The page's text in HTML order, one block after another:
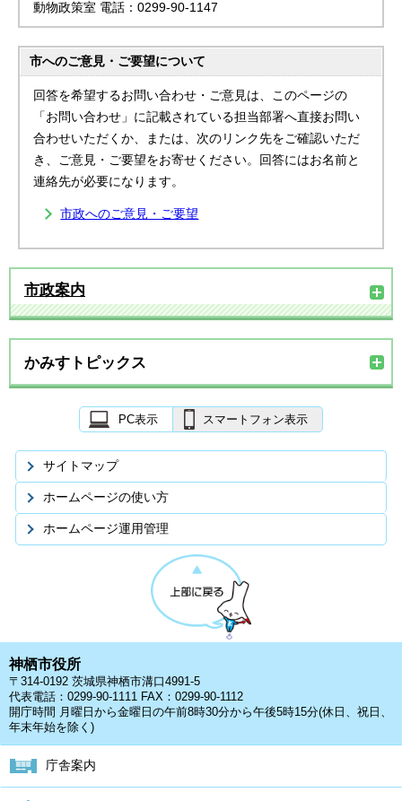
動物政策室 電話：0299-90-1147
市へのご意見・ご要望について
回答を希望するお問い合わせ・ご意見は、このページの
「お問い合わせ」に記載されている担当部署へ直接お問い
合わせいただくか、または、次のリンク先をご確認いただ
き、ご意見・ご要望をお寄せください。回答にはお名前と
連絡先が必要になります。
市政へのご意見・ご要望
市政案内
かみすトピックス
PC表示 スマートフォン表示
サイトマップ
ホームページの使い方
ホームページ運用管理
神栖市役所
〒314-0192 茨城県神栖市溝口4991-5
代表電話：0299-90-1111 FAX：0299-90-1112
開庁時間 月曜日から金曜日の午前8時30分から午後5時15分(休日、祝日、
年末年始を除く)
庁舎案内